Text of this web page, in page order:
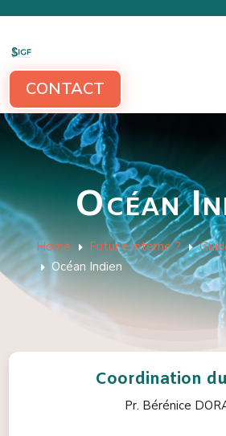
CONTACT
Océan
Home E Futur.e interne ? E
E Océan Indien
Coordination
Pr. Bérénice